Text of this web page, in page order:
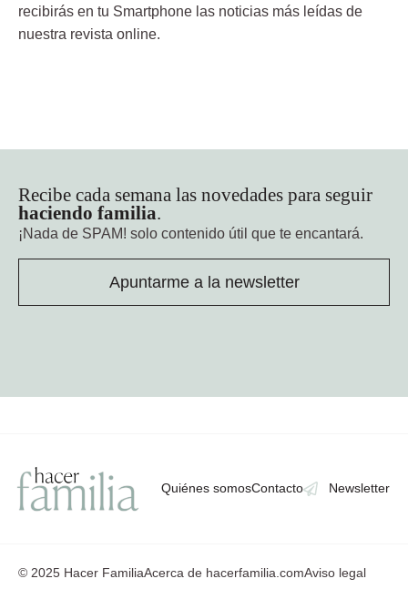
recibirás en tu Smartphone las noticias más leídas de
nuestra revista online.
Recibe cada semana las novedades para seguir
haciendo familia.
¡Nada de SPAM! solo contenido útil que te encantará.
Apuntarme a la newsletter
Quiénes somosContacto Newsletter
© 2025 Hacer FamiliaAcerca de hacerfamilia.comAviso legal